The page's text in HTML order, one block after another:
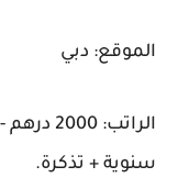
الموقع: دبي
سنوية + تذكرة.